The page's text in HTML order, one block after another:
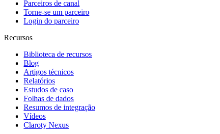
Parceiros de canal
Torne-se um parceiro
Login do parceiro
Recursos
Biblioteca de recursos
Blog
Artigos técnicos
Relatórios
Estudos de caso
Folhas de dados
Resumos de integração
Vídeos
Claroty Nexus